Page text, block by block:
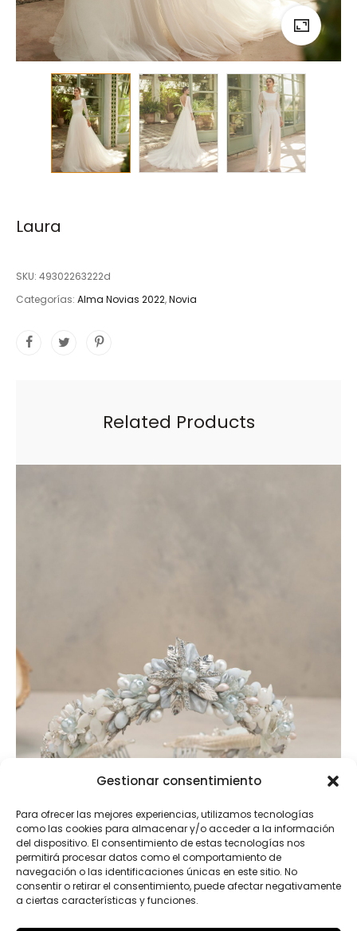
Gestionar consentimiento
Para ofrecer las mejores experiencias, utilizamos tecnologías
como las cookies para almacenar y/o acceder a la información
del dispositivo. El consentimiento de estas tecnologías nos
permitirá procesar datos como el comportamiento de
navegación o las identificaciones únicas en este sitio. No
consentir o retirar el consentimiento, puede afectar negativamente
a ciertas características y funciones.
Laura
SKU: 49302263222d
Categorías: Alma Novias 2022,Novia
Related Products